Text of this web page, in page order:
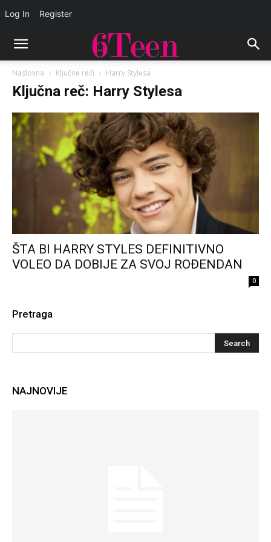
Naslovna Ključne reči Harry Stylesa
Ključna reč: Harry Stylesa
ŠTA BI HARRY STYLES DEFINITIVNO
VOLEO DA DOBIJE ZA SVOJ ROĐENDAN
0
Pretraga
NAJNOVIJE
Log In Register